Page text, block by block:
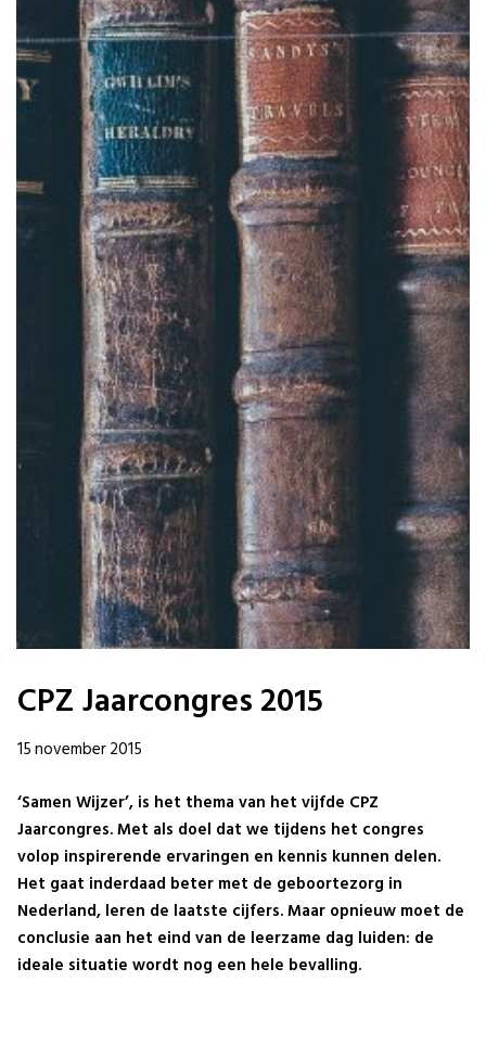
CPZ Jaarcongres 2015
15 november 2015
‘Samen Wijzer’, is het thema van het vijfde CPZ
Jaarcongres. Met als doel dat we tijdens het congres
volop inspirerende ervaringen en kennis kunnen delen.
Het gaat inderdaad beter met de geboortezorg in
Nederland, leren de laatste cijfers. Maar opnieuw moet de
conclusie aan het eind van de leerzame dag luiden: de
ideale situatie wordt nog een hele bevalling.